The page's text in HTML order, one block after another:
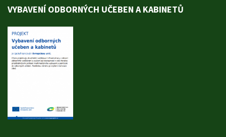
VYBAVENÍ ODBORNÝCH UČEBEN A KABINETŮ